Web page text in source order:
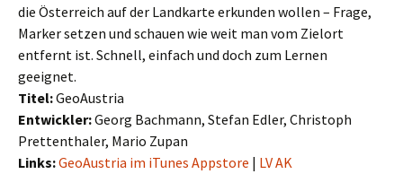
die Österreich auf der Landkarte erkunden wollen – Frage,
Marker setzen und schauen wie weit man vom Zielort
entfernt ist. Schnell, einfach und doch zum Lernen
geeignet.
Titel:GeoAustria
Entwickler:Georg Bachmann, Stefan Edler, Christoph
Prettenthaler, Mario Zupan
Links:GeoAustria im iTunes Appstore | LV AK